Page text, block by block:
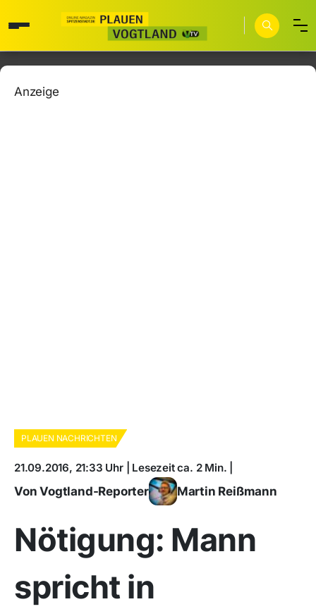
Anzeige
PLAUEN NACHRICHTEN
21.09.2016, 21:33 Uhr | Lesezeit ca. 2 Min. |
Von Vogtland-Reporter Martin Reißmann
Nötigung: Mann
spricht in